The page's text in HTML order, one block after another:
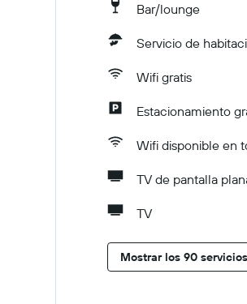
Bar/lounge
Servicio de
Wifi gratis
Estacionamiento
Wifi disponible en
TV de pantalla
TV
Mostrar los 90 servicios